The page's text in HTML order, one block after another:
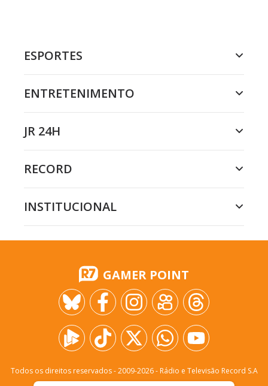
ESPORTES
ENTRETENIMENTO
JR 24H
RECORD
INSTITUCIONAL
GAMER POINT
Todos os direitos reservados - 2009-2026- Rádio e Televisão Record S.A